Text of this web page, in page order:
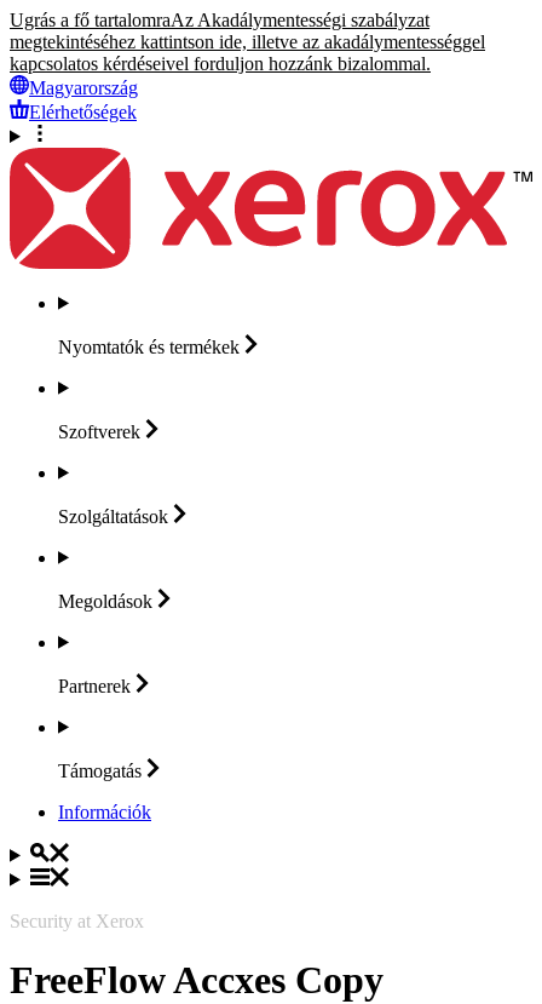
Ugrás a fő tartalomraAz Akadálymentességi szabályzat
megtekintéséhez kattintson ide, illetve az akadálymentességgel
kapcsolatos kérdéseivel forduljon hozzánk bizalommal.
Magyarország
Elérhetőségek
Nyomtatók és termékek
Szoftverek
Szolgáltatások
Megoldások
Partnerek
Támogatás
Információk
Security at Xerox
FreeFlow Accxes Copy